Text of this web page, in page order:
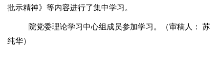
批示精神》等内容进行了集中学习。
院党委理论学习中心组成员参加学习。（审稿人： 苏
纯华）